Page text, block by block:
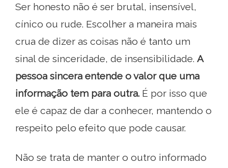
Ser honesto não é ser brutal, insensível,
cínico ou rude. Escolher a maneira mais
crua de dizer as coisas não é tanto um
sinal de sinceridade, de insensibilidade. A
pessoa sincera entende o valor que uma
informação tem para outra. É por isso que
ele é capaz de dar a conhecer, mantendo o
respeito pelo efeito que pode causar.
Não se trata de manter o outro informado